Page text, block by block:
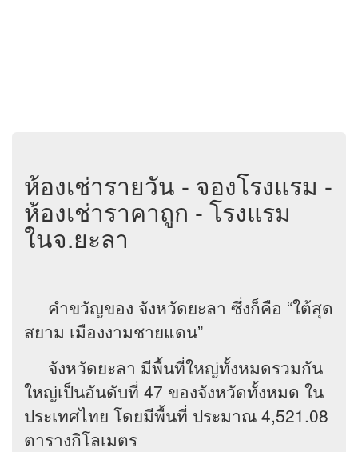
ห้องเช่ารายวัน - จองโรงแรม -
ห้องเช่าราคาถูก - โรงแรม
ในจ.ยะลา
คำขวัญของ จังหวัดยะลา ซึ่งก็คือ “ใต้สุด
สยาม เมืองงามชายแดน”
จังหวัดยะลา มีพื้นที่ใหญ่ทั้งหมดรวมกัน
ใหญ่เป็นอันดับที่ 47 ของจังหวัดทั้งหมด ใน
ประเทศไทย โดยมีพื้นที่ ประมาณ 4,521.08
ตารางกิโลเมตร